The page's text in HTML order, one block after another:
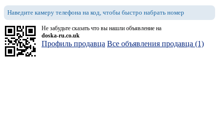
Наведите камеру телефона на код, чтобы быстро набрать номер
Не забудьте сказать что вы нашли объявление на
doska-ru.co.uk
Профиль продавца Все объявления продавца (1)